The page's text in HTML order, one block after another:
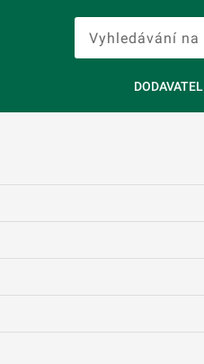
DODAVATEL